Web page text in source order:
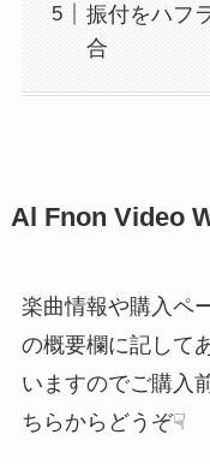
振付をハフ
合
Al Fnon Video
楽曲情報や購入ペ
の概要欄に記して
いますのでご購入
ちらからどうぞ☟